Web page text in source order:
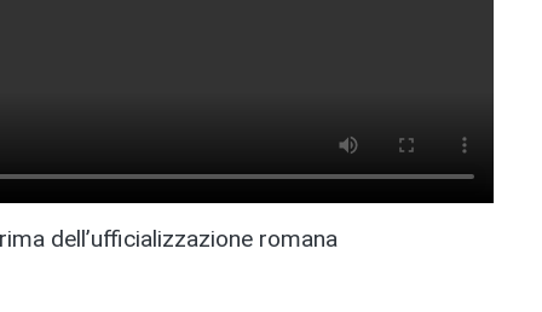
dell’ufficializzazione romana